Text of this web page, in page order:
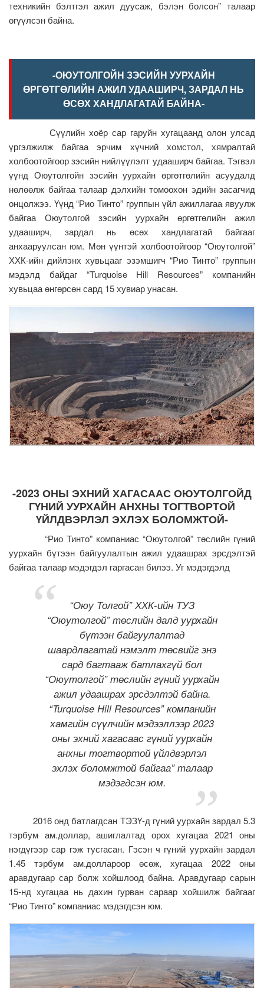
техникийн бэлтгэл ажил дуусаж, бэлэн болсон” талаар
өгүүлсэн байна.
-ОЮУТОЛГОЙН ЗЭСИЙН УУРХАЙН
ӨРГӨТГӨЛИЙН АЖИЛ УДААШИРЧ, ЗАРДАЛ НЬ
ӨСӨХ ХАНДЛАГАТАЙ БАЙНА-
Сүүлийн хоёр сар гаруйн хугацаанд олон улсад
үргэлжилж байгаа эрчим хүчний хомстол, хямралтай
холбоотойгоор зэсийн нийлүүлэлт удааширч байгаа. Тэгвэл
үүнд Оюутолгойн зэсийн уурхайн өргөтгөлийн асуудалд
нөлөөлж байгаа талаар дэлхийн томоохон эдийн засагчид
онцолжээ. Үүнд “Рио Тинто” группын үйл ажиллагаа явуулж
байгаа Оюутолгой зэсийн уурхайн өргөтгөлийн ажил
удааширч, зардал нь өсөх хандлагатай байгааг
анхааруулсан юм. Мөн үүнтэй холбоотойгоор “Оюутолгой”
ХХК-ийн дийлэнх хувьцааг эзэмшигч “Рио Тинто” группын
мэдэлд байдаг “Turquoise Hill Resources” компанийн
хувьцаа өнгөрсөн сард 15 хувиар унасан.
-2023 ОНЫ ЭХНИЙ ХАГАСААС ОЮУТОЛГОЙД
ГҮНИЙ УУРХАЙН АНХНЫ ТОГТВОРТОЙ
ҮЙЛДВЭРЛЭЛ ЭХЛЭХ БОЛОМЖТОЙ-
“Рио Тинто” компаниас “Оюутолгой” төслийн гүний
уурхайн бүтээн байгуулалтын ажил удаашрах эрсдэлтэй
байгаа талаар мэдэгдэл гаргасан билээ. Уг мэдэгдэлд
“Оюу Толгой” ХХК-ийн ТУЗ
“Оюутолгой” төслийн далд уурхайн
бүтээн байгуулалтад
шаардлагатай нэмэлт төсвийг энэ
сард багтааж батлахгүй бол
“Оюутолгой” төслийн гүний уурхайн
ажил удаашрах эрсдэлтэй байна.
“Turquoise Hill Resources” компанийн
хамгийн сүүлчийн мэдээллээр 2023
оны эхний хагасаас гүний уурхайн
анхны тогтвортой үйлдвэрлэл
эхлэх боломжтой байгаа” талаар
мэдэгдсэн юм.
2016 онд батлагдсан ТЭЗҮ-д гүний уурхайн зардал 5.3
тэрбум ам.доллар, ашиглалтад орох хугацаа 2021 оны
нэгдүгээр сар гэж тусгасан. Гэсэн ч гүний уурхайн зардал
1.45 тэрбум ам.доллароор өсөж, хугацаа 2022 оны
аравдугаар сар болж хойшлоод байна. Аравдугаар сарын
15-нд хугацаа нь дахин гурван сараар хойшилж байгааг
“Рио Тинто” компаниас мэдэгдсэн юм.